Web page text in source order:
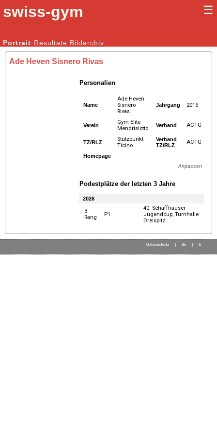
swiss-gym ☰
Kunstturnen Männer | Kunstturnen Frauen
Portrait Resultate Bildarchiv
Ade Heven Sisnero Rivas
Personalien
Name
Ade Heven
Sisnero
Rivas
Jahrgang 2016
Verein
Gym Elite
Mendrisiotto
Verband ACTG
TZ/RLZ
Stützpunkt
Ticino
Verband
TZ/RLZ
ACTG
Homepage
Anpassen
Podestplätze der letzten 3 Jahre
2026
3.
Rang
P1
40. Schaffhauser
Jugendcup, Turnhalle
Dreispitz
Datenschutz de fr